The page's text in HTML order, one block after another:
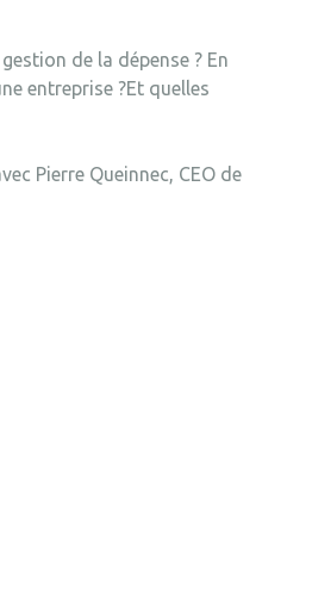
de la dépense ? En
entreprise ?Et quelles
Pierre Queinnec, CEO de